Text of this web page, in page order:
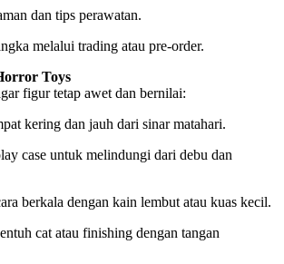
dan tips perawatan.
melalui trading atau pre-order.
Toys
figur tetap awet dan bernilai:
kering dan jauh dari sinar matahari.
case untuk melindungi dari debu dan
berkala dengan kain lembut atau kuas kecil.
cat atau finishing dengan tangan